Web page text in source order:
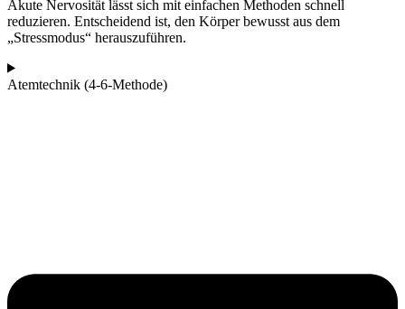
Akute Nervosität lässt sich mit einfachen Methoden schnell
reduzieren. Entscheidend ist, den Körper bewusst aus dem
„Stressmodus“ herauszuführen.
Atemtechnik (4-6-Methode)